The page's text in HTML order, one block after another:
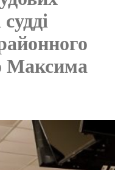
Максима